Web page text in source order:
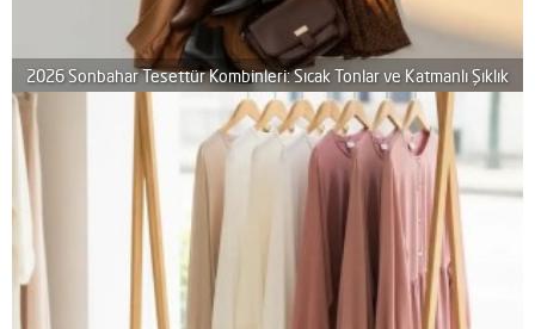
2026 Sonbahar Tesettür Kombinleri: Sıcak Tonlar ve Katmanlı Şıklık